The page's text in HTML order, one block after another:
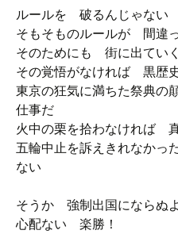
ルールを 破るんじゃない
そもそものルールが 間違
そのためにも 街に出ていく
その覚悟がなければ 黒歴
東京の狂気に満ちた祭典
仕事だ
火中の栗を拾わなければ
五輪中止を訴えきれなか
ない
そうか 強制出国にならぬ
心配ない 楽勝！